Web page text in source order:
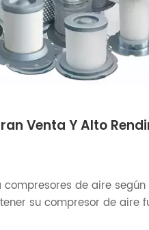
Venta Y Alto
de aire según
su compresor de aire